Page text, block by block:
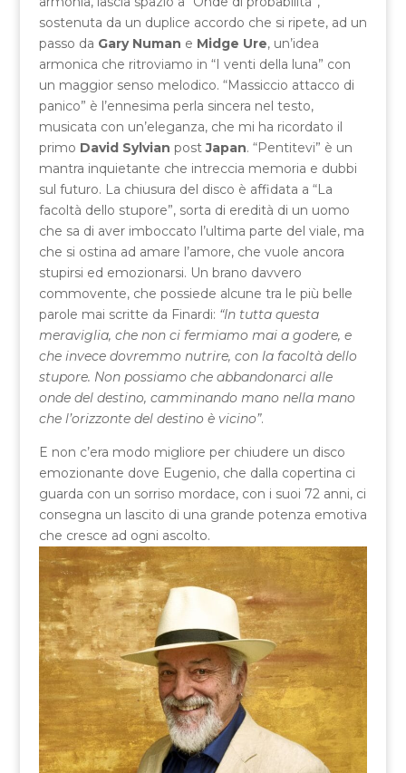
sostenuta da un duplice accordo che si ripete, ad un
passo da Gary Numan e Midge Ure, un’idea
armonica che ritroviamo in “I venti della luna” con
un maggior senso melodico. “Massiccio attacco di
panico” è l’ennesima perla sincera nel testo,
musicata con un’eleganza, che mi ha ricordato il
primo David Sylvian postJapan. “Pentitevi” è un
mantra inquietante che intreccia memoria e dubbi
sul futuro. La chiusura del disco è affidata a “La
facoltà dello stupore”, sorta di eredità di un uomo
che sa di aver imboccato l’ultima parte del viale, ma
che si ostina ad amare l’amore, che vuole ancora
stupirsi ed emozionarsi. Un brano davvero
commovente, che possiede alcune tra le più belle
parole mai scritte da Finardi: “In tutta questa
meraviglia, che non ci fermiamo mai a godere, e
che invece dovremmo nutrire, con la facoltà dello
stupore. Non possiamo che abbandonarci alle
onde del destino, camminando mano nella mano
che l’orizzonte del destino è vicino”.
E non c’era modo migliore per chiudere un disco
emozionante dove Eugenio, che dalla copertina ci
guarda con un sorriso mordace, con i suoi 72 anni, ci
consegna un lascito di una grande potenza emotiva
che cresce ad ogni ascolto.